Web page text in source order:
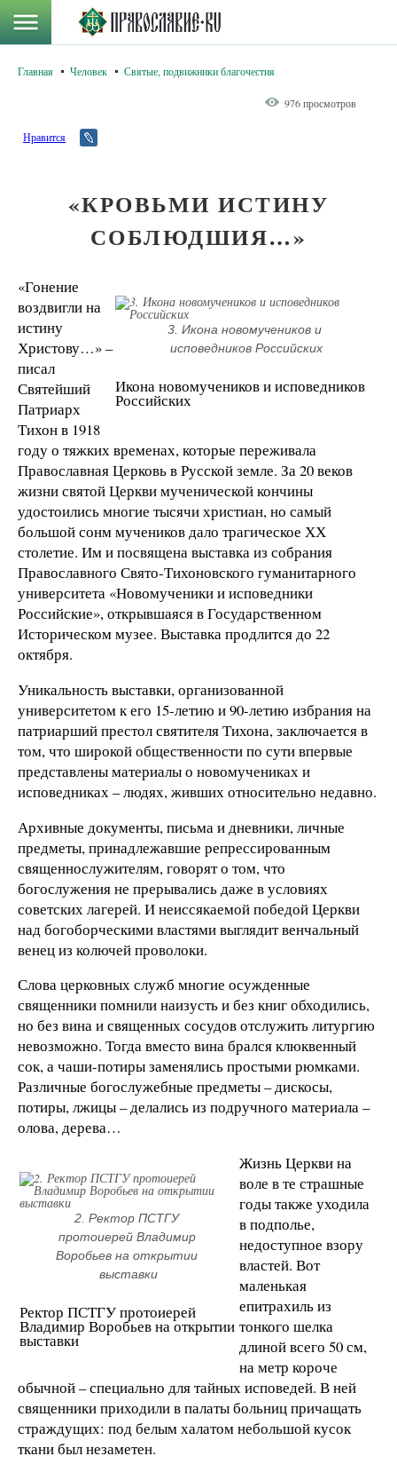
Главная Человек Святые, подвижники благочестия
976 просмотров
Нравится
«КРОВЬМИ ИСТИНУ
СОБЛЮДШИЯ…»
3. Икона новомучеников и
исповедников Российских
Икона новомучеников и исповедников
Российских
«Гонение
воздвигли на
истину
Христову…» –
писал
Святейший
Патриарх
Тихон в 1918
году о тяжких временах, которые переживала
Православная Церковь в Русской земле. За 20 веков
жизни святой Церкви мученической кончины
удостоились многие тысячи христиан, но самый
большой сонм мучеников дало трагическое ХХ
столетие. Им и посвящена выставка из собрания
Православного Свято-Тихоновского гуманитарного
университета «Новомученики и исповедники
Российские», открывшаяся в Государственном
Историческом музее. Выставка продлится до 22
октября.
Уникальность выставки, организованной
университетом к его 15-летию и 90-летию избрания на
патриарший престол святителя Тихона, заключается в
том, что широкой общественности по сути впервые
представлены материалы о новомучениках и
исповедниках – людях, живших относительно недавно.
Архивные документы, письма и дневники, личные
предметы, принадлежавшие репрессированным
священнослужителям, говорят о том, что
богослужения не прерывались даже в условиях
советских лагерей. И неиссякаемой победой Церкви
над богоборческими властями выглядит венчальный
венец из колючей проволоки.
Слова церковных служб многие осужденные
священники помнили наизусть и без книг обходились,
но без вина и священных сосудов отслужить литургию
невозможно. Тогда вместо вина брался клюквенный
сок, а чаши-потиры заменялись простыми рюмками.
Различные богослужебные предметы – дискосы,
потиры, лжицы – делались из подручного материала –
олова, дерева…
2. Ректор ПСТГУ
протоиерей Владимир
Воробьев на открытии
выставки
Ректор ПСТГУ протоиерей
Владимир Воробьев на открытии
выставки
Жизнь Церкви на
воле в те страшные
годы также уходила
в подполье,
недоступное взору
властей. Вот
маленькая
епитрахиль из
тонкого шелка
длиной всего 50 см,
на метр короче
обычной – специально для тайных исповедей. В ней
священники приходили в палаты больниц причащать
страждущих: под белым халатом небольшой кусок
ткани был незаметен.